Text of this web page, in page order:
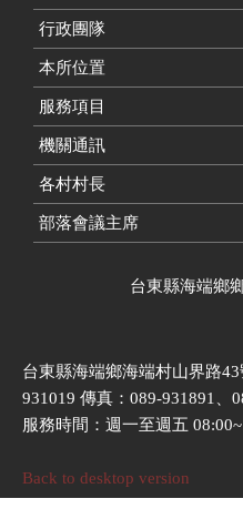
行政團隊
本所位置
服務項目
機關通訊
各村村長
部落會議主席
台東縣海端鄉
台東縣海端鄉海端村山界路
931019 傳真：089-931891、
服務時間：週一至週五
Back to desktop version